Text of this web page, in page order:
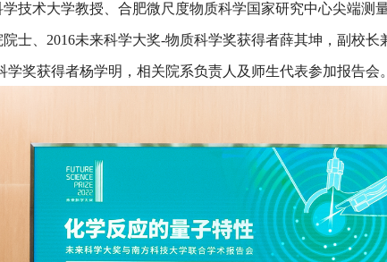
技术大学教授、合肥微尺度物质科学国家研究中心尖端测
士、2016未来科学大奖-物质科学奖获得者薛其坤，副校长
学奖获得者杨学明，相关院系负责人及师生代表参加报告会